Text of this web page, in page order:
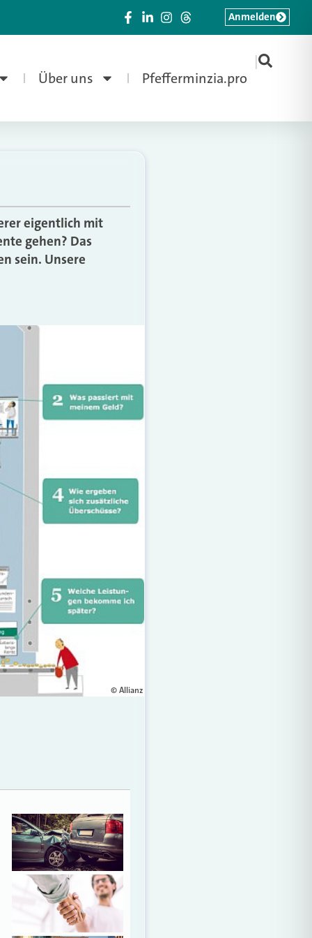
Über uns Pfefferminzia.pro
|
Anmelden
eigentlich mit
gehen? Das
sein. Unsere
© Allianz